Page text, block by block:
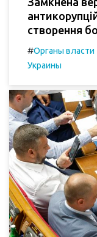
створення
#Органы власти
Украины